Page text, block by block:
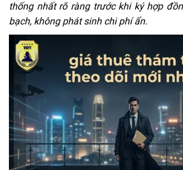
thống nhất rõ ràng trước khi ký hợp
bạch, không phát sinh chi phí ẩn.